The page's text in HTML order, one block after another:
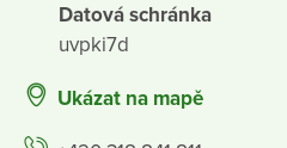
Datová schránka
uvpki7d
Ukázat na mapě